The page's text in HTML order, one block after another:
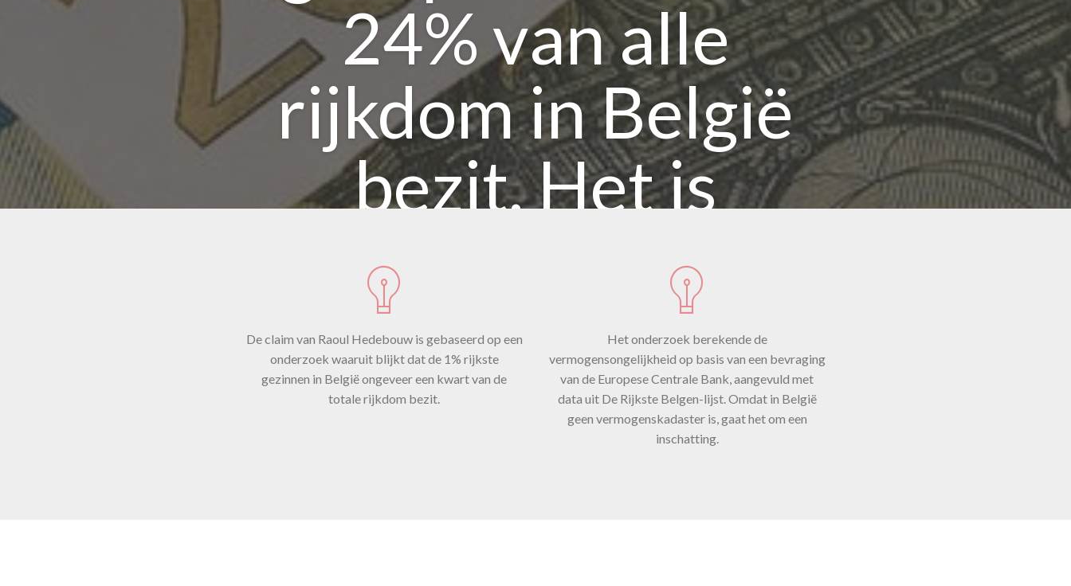
24% van alle
rijkdom in België
bezit. Het is
belangrijk om op
te merken dat de
cijfers waarop dit
De claim van Raoul Hedebouw is gebaseerd op een
onderzoek waaruit blijkt dat de 1% rijkste
gezinnen in België ongeveer een kwart van de
totale rijkdom bezit.
Het onderzoek berekende de
vermogensongelijkheid op basis van een bevraging
van de Europese Centrale Bank, aangevuld met
data uit De Rijkste Belgen-lijst. Omdat in België
geen vermogenskadaster is, gaat het om een
inschatting.